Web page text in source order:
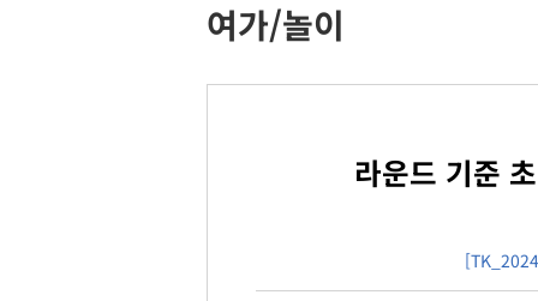
여가/놀이
라운드 기준